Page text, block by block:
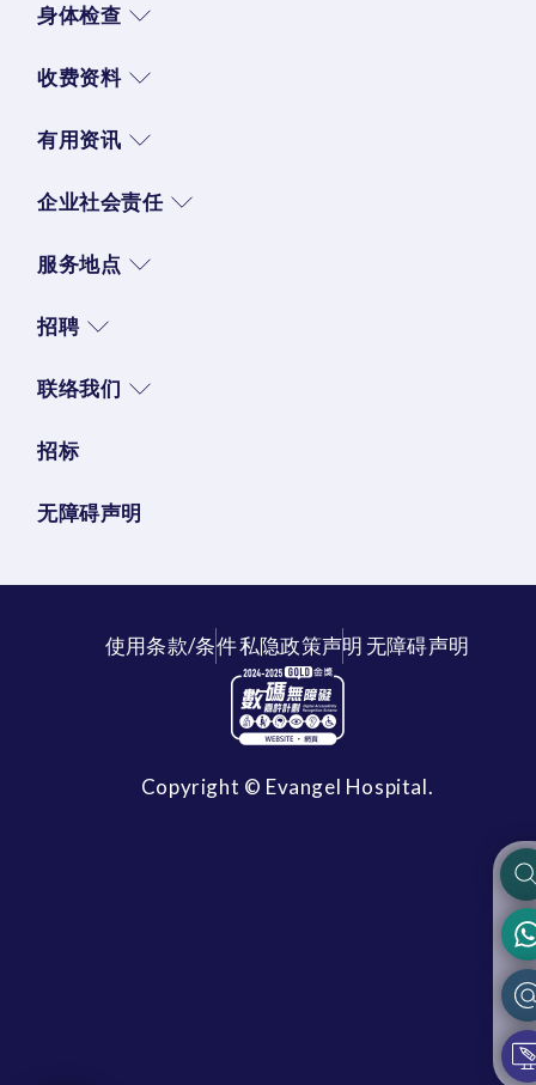
身体检查
收费资料
有用资讯
企业社会责任
服务地点
招聘
联络我们
招标
无障碍声明
使用条款/条件私隐政策声明无障碍声明
Copyright © Evangel Hospital.